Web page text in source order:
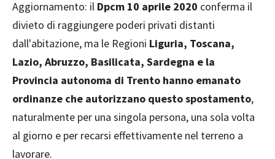
Aggiornamento: il Dpcm 10 aprile 2020 conferma il
divieto di raggiungere poderi privati distanti
dall'abitazione, ma le Regioni Liguria, Toscana,
Lazio, Abruzzo, Basilicata, Sardegna e la
Provincia autonoma di Trento hanno emanato
ordinanze che autorizzano questo spostamento,
naturalmente per una singola persona, una sola volta
al giorno e per recarsi effettivamente nel terreno a
lavorare.